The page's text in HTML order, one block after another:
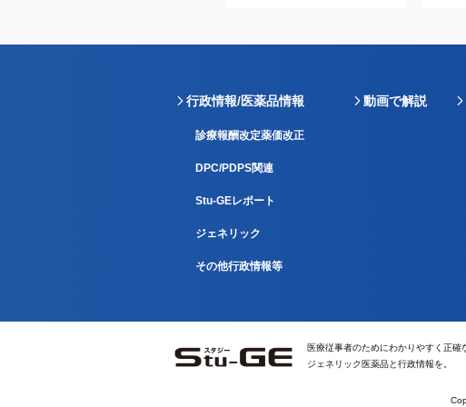
行政情報/医薬品情報
診療報酬改定薬価改正
DPC/PDPS関連
Stu-GEレポート
ジェネリック
その他行政情報等
動画で解説
医療従事者のためにわかりやすく正確
ジェネリック医薬品と行政情報を。